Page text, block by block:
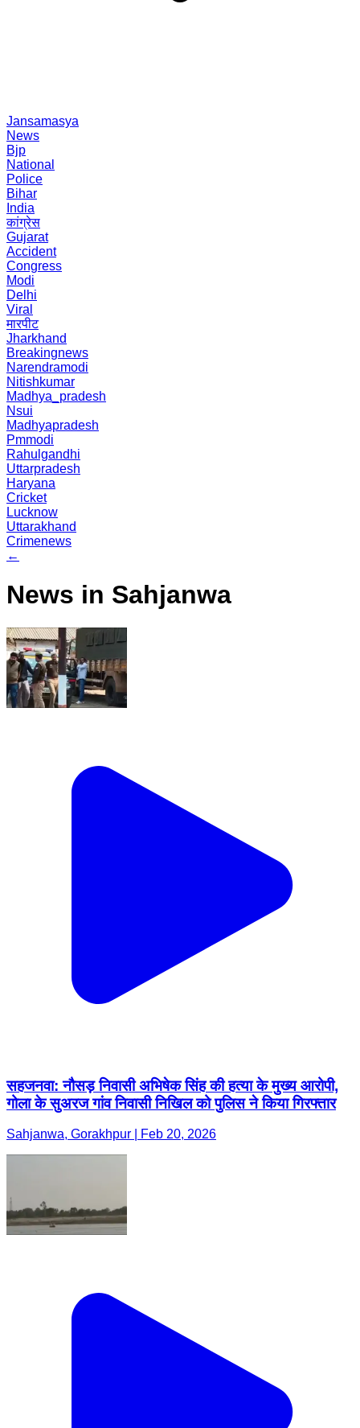
Jansamasya
News
Bjp
National
Police
Bihar
India
कांग्रेस
Gujarat
Accident
Congress
Modi
Delhi
Viral
मारपीट
Jharkhand
Breakingnews
Narendramodi
Nitishkumar
Madhya_pradesh
Nsui
Madhyapradesh
Pmmodi
Rahulgandhi
Uttarpradesh
Haryana
Cricket
Lucknow
Uttarakhand
Crimenews
←
News in Sahjanwa
सहजनवा: नौसड़ निवासी अभिषेक सिंह की हत्या के मुख्य आरोपी,
गोला के सुअरज गांव निवासी निखिल को पुलिस ने किया गिरफ्तार
Sahjanwa, Gorakhpur | Feb 20, 2026